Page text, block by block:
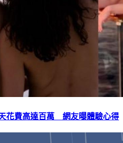
花費高達百萬 網友曝體驗心得